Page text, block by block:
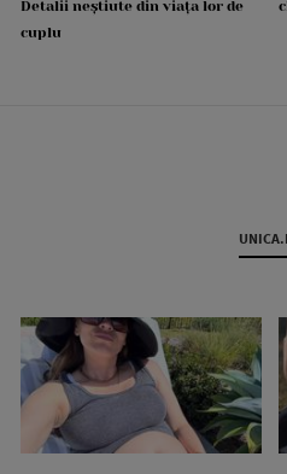
Detalii neștiute din viața lor de
cuplu